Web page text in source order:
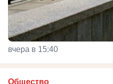
вчера в 15:40
Общество